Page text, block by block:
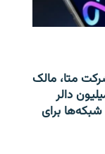
متا، مالک
و اینستاگرام، را به پرداخت ۵۶۷ میلیون دالر
برای